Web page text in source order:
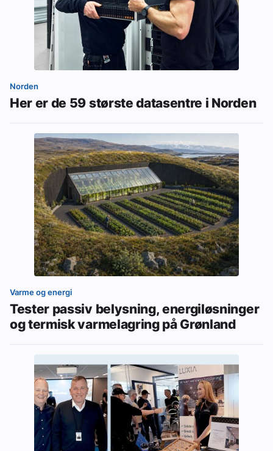
Norden
Her er de 59 største datasentre i Norden
Varme og energi
Tester passiv belysning, energiløsninger
og termisk varmelagring på Grønland